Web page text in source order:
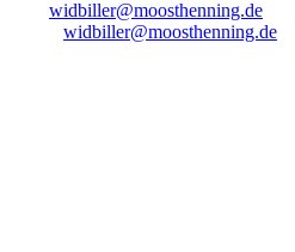
widbiller@moosthenning.de